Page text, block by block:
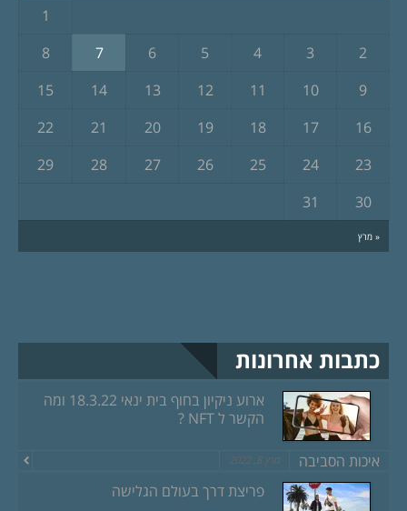
« מרץ
1
2
3
4
5
6
7
8
9
10
11
12
13
14
15
16
17
18
19
20
21
22
23
24
25
26
27
28
29
30
31
כתבות אחרונות
ארוע ניקיון בחוף בית ינאי 18.3.22 ומה
הקשר ל NFT ?
איכות הסביבה מרץ 8, 2022
פריצת דרך בעולם הגלישה